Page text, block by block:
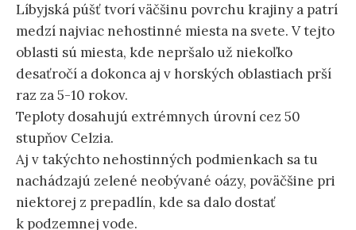
Líbyjská púšť tvorí väčšinu povrchu krajiny a patrí
medzí najviac nehostinné miesta na svete. V tejto
oblasti sú miesta, kde nepršalo už niekoľko
desaťročí a dokonca aj v horských oblastiach prší
raz za 5-10 rokov.
Teploty dosahujú extrémnych úrovní cez 50
stupňov Celzia.
Aj v takýchto nehostinných podmienkach sa tu
nachádzajú zelené neobývané oázy, poväčšine pri
niektorej z prepadlín, kde sa dalo dostať
k podzemnej vode.